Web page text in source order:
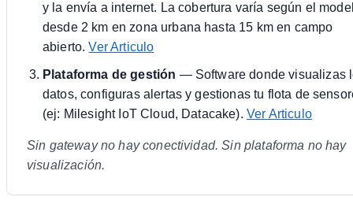
y la envía a internet. La cobertura varía según el
desde 2 km en zona urbana hasta 15 km en campo
abierto.Ver Articulo
Plataforma de gestión — Software donde visualizas
datos, configuras alertas y gestionas tu flota de
(ej: Milesight IoT Cloud, Datacake). Ver Articulo
Sin gateway no hay conectividad. Sin plataforma no hay
visualización.